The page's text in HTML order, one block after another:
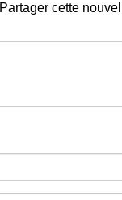
Partager cette